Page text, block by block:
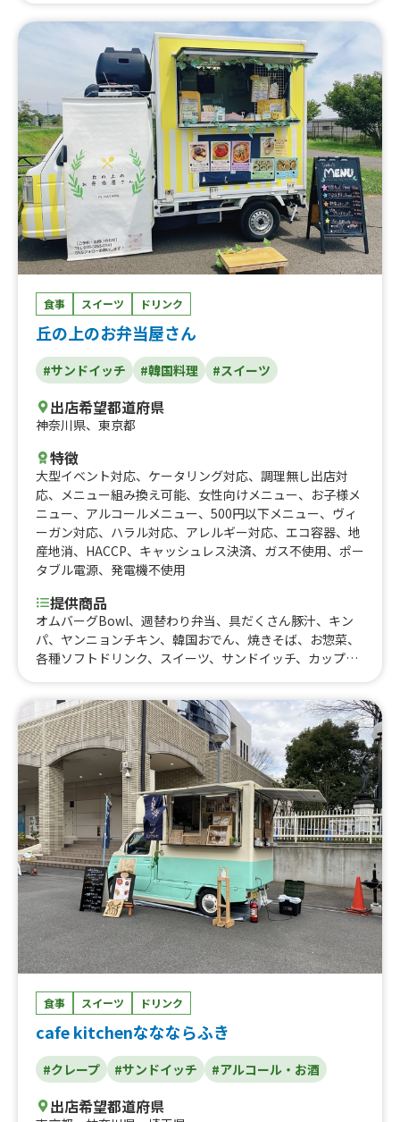
種、りんご飴、果実のしずく飴、生ビール、ミルク練乳か
き氷、唐揚げ、ロングポテト、厚焼きたまごサンド、厚焼
きチーズたまごサンド、厚焼き明太たまごサンド、すき焼
きたまごサンド
食事 スイーツ ドリンク
丘の上のお弁当屋さん
#サンドイッチ #韓国料理 #スイーツ
出店希望都道府県
神奈川県、 東京都
特徴
大型イベント対応、 ケータリング対応、 調理無し出店対
応、 メニュー組み換え可能、 女性向けメニュー、 お子様メ
ニュー、 アルコールメニュー、 500円以下メニュー、 ヴィ
ーガン対応、 ハラル対応、 アレルギー対応、 エコ容器、 地
産地消、 HACCP、 キャッシュレス決済、 ガス不使用、 ポー
タブル電源、 発電機不使用
提供商品
オムバーグBowl、週替わり弁当、具だくさん豚汁、キン
パ、ヤンニョンチキン、韓国おでん、焼きそば、お惣菜、
各種ソフトドリンク、スイーツ、サンドイッチ、カップde
食事 スイーツ ドリンク
cafe kitchenななならふき
#クレープ #サンドイッチ #アルコール・お酒
出店希望都道府県